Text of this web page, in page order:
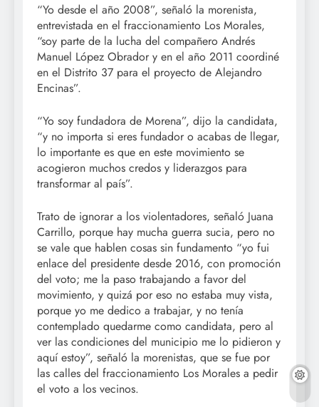
“Yo desde el año 2008”, señaló la morenista,
entrevistada en el fraccionamiento Los Morales,
“soy parte de la lucha del compañero Andrés
Manuel López Obrador y en el año 2011 coordiné
en el Distrito 37 para el proyecto de Alejandro
Encinas”.
“Yo soy fundadora de Morena”, dijo la candidata,
“y no importa si eres fundador o acabas de llegar,
lo importante es que en este movimiento se
acogieron muchos credos y liderazgos para
transformar al país”.
Trato de ignorar a los violentadores, señaló Juana
Carrillo, porque hay mucha guerra sucia, pero no
se vale que hablen cosas sin fundamento “yo fui
enlace del presidente desde 2016, con promoción
del voto; me la paso trabajando a favor del
movimiento, y quizá por eso no estaba muy vista,
porque yo me dedico a trabajar, y no tenía
contemplado quedarme como candidata, pero al
ver las condiciones del municipio me lo pidieron y
aquí estoy”, señaló la morenistas, que se fue por
las calles del fraccionamiento Los Morales a pedir
el voto a los vecinos.